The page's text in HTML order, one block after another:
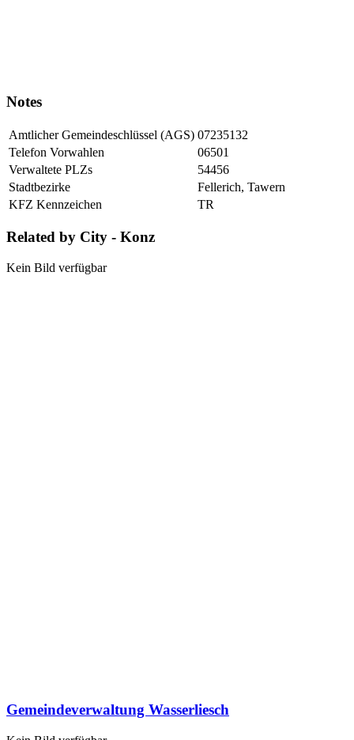
Notes
Amtlicher Gemeindeschlüssel (AGS) 07235132
Telefon Vorwahlen
06501
Verwaltete PLZs
54456
Stadtbezirke
Fellerich, Tawern
KFZ Kennzeichen
TR
Related by City - Konz
Kein Bild verfügbar
Gemeindeverwaltung Wasserliesch